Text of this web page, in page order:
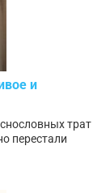
и
трат
перестали